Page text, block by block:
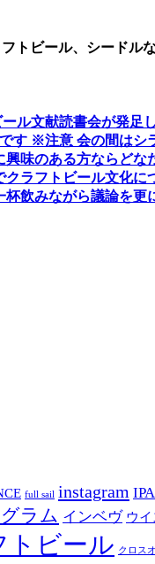
トビール、シードル
ル文献読書会が発足
す ※注意 会の間はシ
興味のある方ならどな
クラフトビール文化に
杯飲みながら議論を更
full sail instagram IPA
ラム インベヴ ウ
トビール クロス